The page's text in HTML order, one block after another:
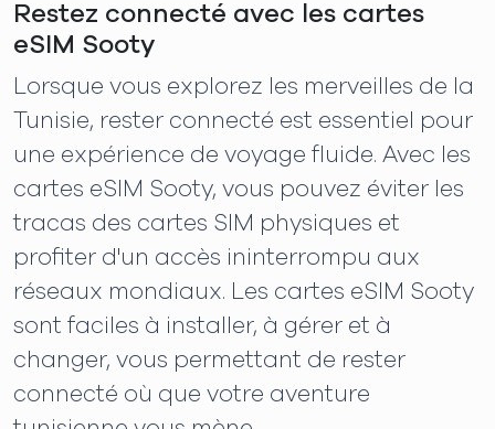
Restez connecté avec les cartes
eSIM Sooty
Lorsque vous explorez les merveilles de la
Tunisie, rester connecté est essentiel pour
une expérience de voyage fluide. Avec les
cartes eSIM Sooty, vous pouvez éviter les
tracas des cartes SIM physiques et
profiter d'un accès ininterrompu aux
réseaux mondiaux. Les cartes eSIM Sooty
sont faciles à installer, à gérer et à
changer, vous permettant de rester
connecté où que votre aventure